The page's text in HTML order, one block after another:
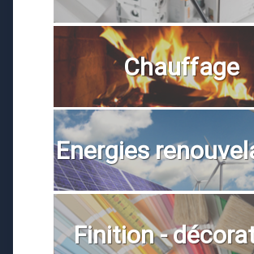
Chauffage
Energies
Finition -